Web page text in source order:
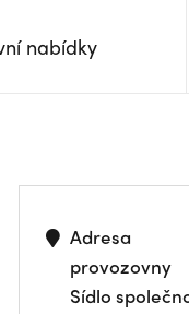
nabídky
Adresa
provozovny
Sídlo